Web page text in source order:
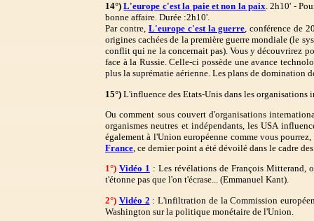
14°) L'europe c'est la paie et non la paix. 2h10' -
bonne affaire. Durée :2h10'.
Par contre, L'europe c'est la guerre, conférence de
origines cachées de la première guerre mondiale (le
conflit qui ne la concernait pas). Vous y découvrirez
face à la Russie. Celle-ci possède une avance
plus la suprématie aérienne. Les plans de domination
15°) L'influence des Etats-Unis dans les organisations
Ou comment sous couvert d'organisations
organismes neutres et indépendants, les USA
également à l'Union européenne comme vous
France, ce dernier point a été dévoilé dans le cadre
1°) Vidéo 1 : Les révélations de François Mitterand,
t'étonne pas que l'on t'écrase... (Emmanuel Kant).
2°) Vidéo 2 : L'infiltration de la Commission
Washington sur la politique monétaire de l'Union.